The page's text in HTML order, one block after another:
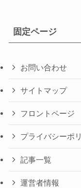
固定ページ
お問い合わせ
サイトマップ
フロントページ
プライバシーポ
記事一覧
運営者情報